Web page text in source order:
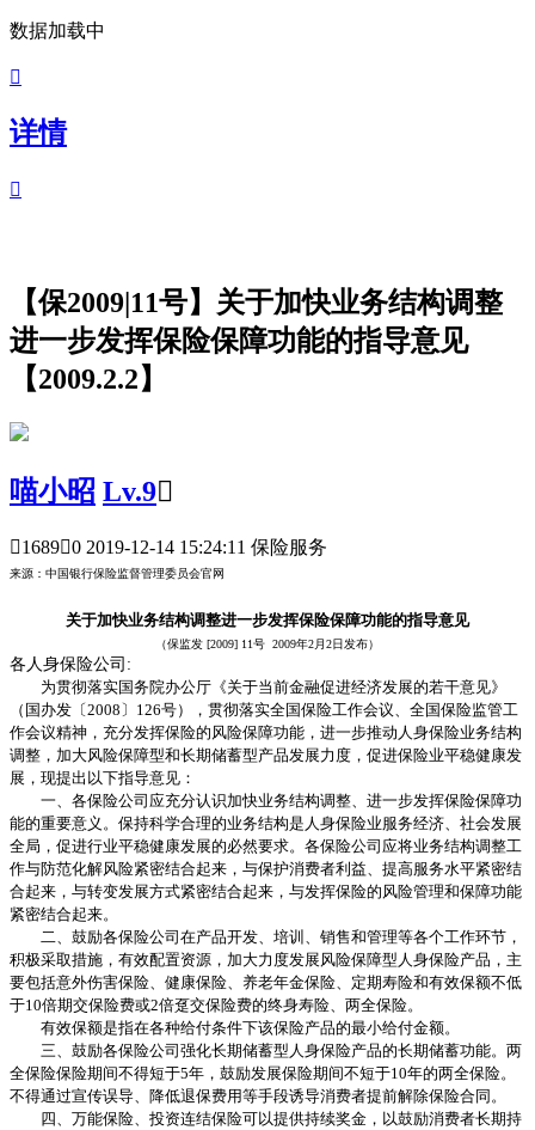
数据加载中

详情

【保2009|11号】关于加快业务结构调整
进一步发挥保险保障功能的指导意见
【2009.2.2】
喵小昭 Lv.9
16890 2019-12-14 15:24:11 保险服务
来源：中国银行保险监督管理委员会官网
关于加快业务结构调整进一步发挥保险保障功能的指导意见
（保监发 [2009] 11号 2009年2月2日发布）
各人身保险公司:
为贯彻落实国务院办公厅《关于当前金融促进经济发展的若干意见》
（国办发〔2008〕126号），贯彻落实全国保险工作会议、全国保险监管工
作会议精神，充分发挥保险的风险保障功能，进一步推动人身保险业务结构
调整，加大风险保障型和长期储蓄型产品发展力度，促进保险业平稳健康发
展，现提出以下指导意见：
一、各保险公司应充分认识加快业务结构调整、进一步发挥保险保障功
能的重要意义。保持科学合理的业务结构是人身保险业服务经济、社会发展
全局，促进行业平稳健康发展的必然要求。各保险公司应将业务结构调整工
作与防范化解风险紧密结合起来，与保护消费者利益、提高服务水平紧密结
合起来，与转变发展方式紧密结合起来，与发挥保险的风险管理和保障功能
紧密结合起来。
二、鼓励各保险公司在产品开发、培训、销售和管理等各个工作环节，
积极采取措施，有效配置资源，加大力度发展风险保障型人身保险产品，主
要包括意外伤害保险、健康保险、养老年金保险、定期寿险和有效保额不低
于10倍期交保险费或2倍趸交保险费的终身寿险、两全保险。
有效保额是指在各种给付条件下该保险产品的最小给付金额。
三、鼓励各保险公司强化长期储蓄型人身保险产品的长期储蓄功能。两
全保险保险期间不得短于5年，鼓励发展保险期间不短于10年的两全保险。
不得通过宣传误导、降低退保费用等手段诱导消费者提前解除保险合同。
四、万能保险、投资连结保险可以提供持续奖金，以鼓励消费者长期持